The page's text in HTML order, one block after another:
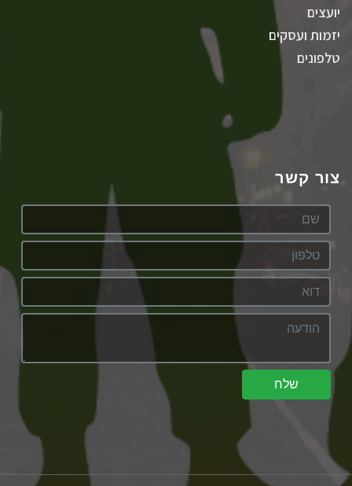
יועצים
יזמות ועסקים
טלפונים
צור קשר
שלח